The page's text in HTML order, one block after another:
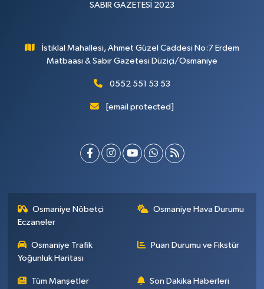
SABIR GAZETESİ 2023
İstiklal Mahallesi, Ahmet Güzel Caddesi No:7 Erdem
Matbaası & Sabır Gazetesi Düziçi/Osmaniye
0552 551 53 53
[email protected]
Osmaniye Nöbetçi
Eczaneler
Osmaniye Hava Durumu
Osmaniye Trafik
Yoğunluk Haritası
Puan Durumu ve Fikstür
Tüm Manşetler Son Dakika Haberleri